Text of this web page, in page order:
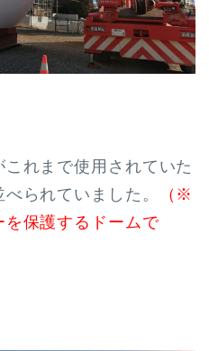
れまで使用されていた
られていました。
（※
を保護するドームで